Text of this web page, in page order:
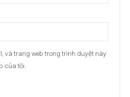
và trang web trong trình duyệt này
của tôi.